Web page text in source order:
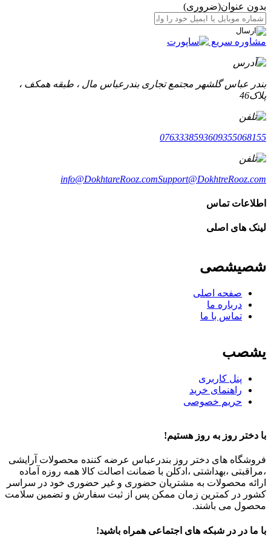
بدون عنوان(ضروری)
مشاوره سریع
بندر عباس گلشهر مجتمع تجاری بندرعباس مال ، طبقه همکف ،
پلاک46
0763338593609355068155
info@DokhtareRooz.comSupport@DokhtreRooz.com
اطلاعات تماس
لینک های اصلی
شصیشصی
صفحه اصلی
درباره ما
تماس با ما
یشصب
پنل کاربری
راهنمای خرید
حریم خصوصی
با دختر روز به روز هستیم!
فروشگاه های دختر روز بندرعباس عرضه کننده محصولات آرایشی
،مراقبتی ،بهداشتی ،ادکلن با ضمانت اصالت کالا همه روزه آماده
ارائه محصولات به مشتریان حضوری و غیر حضوری خود در سراسر
کشور در کمترین زمان ممکن پس از ثبت سفارش و تضمین سلامت
محصول می باشند.
با ما در در شبکه های اجتماعی همراه باشید!